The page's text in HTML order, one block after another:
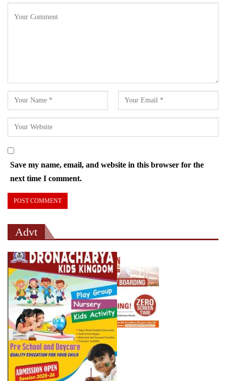
Save my name, email, and website in this browser for the
next time I comment.
Advt